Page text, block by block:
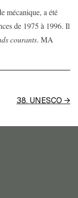
mécanique, a été
de 1975 à 1996. Il
courants. MA
38. UNESCO →